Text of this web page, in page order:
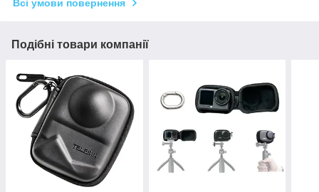
Всі умови повернення
Подібні товари компанії